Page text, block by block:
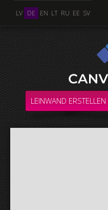
LV DE EN LT RU EE SV
LEINWAND ERSTELLEN
COLLAGE /